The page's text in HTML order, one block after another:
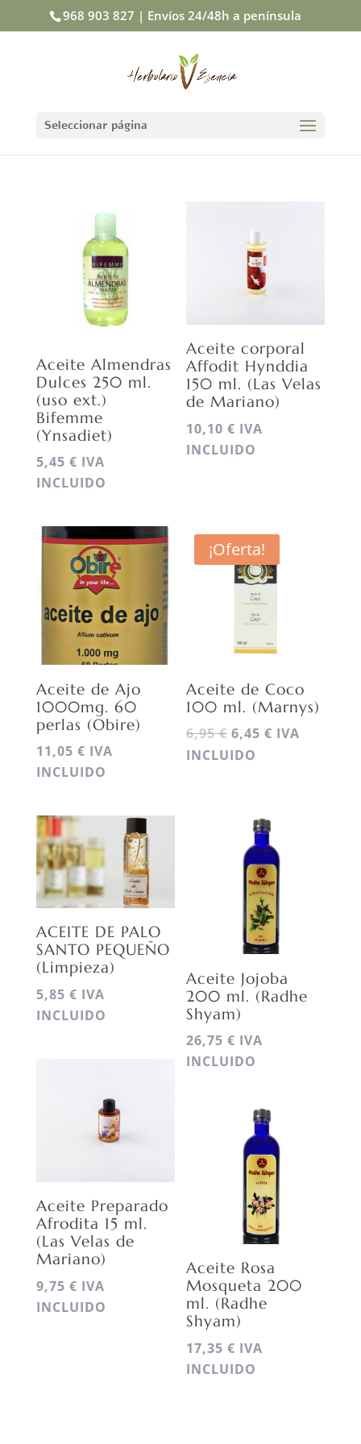
968 903 827 | Envíos 24/48h a península
Seleccionar página
Aceite Almendras
Dulces 250 ml.
(uso ext.)
Bifemme
(Ynsadiet)
5,45 € IVA
INCLUIDO
Aceite corporal
Affodit Hynddia
150 ml. (Las Velas
de Mariano)
10,10€ IVA
INCLUIDO
Aceite de Ajo
1000mg. 60
perlas (Obire)
11,05 € IVA
INCLUIDO
¡Oferta!
Aceite de Coco
100 ml. (Marnys)
6,95€ EL
PRECIO
6,95 €.
6,45€ EL
IVA
INCLUIDO
ACEITE DE PALO
SANTO PEQUEÑO
(Limpieza)
5,85 € IVA
INCLUIDO
Aceite Jojoba
200 ml. (Radhe
Shyam)
26,75€ IVA
INCLUIDO
Aceite Preparado
Afrodita 15 ml.
(Las Velas de
Mariano)
9,75 € IVA
INCLUIDO
Aceite Rosa
Mosqueta 200
ml. (Radhe
Shyam)
17,35€ IVA
INCLUIDO